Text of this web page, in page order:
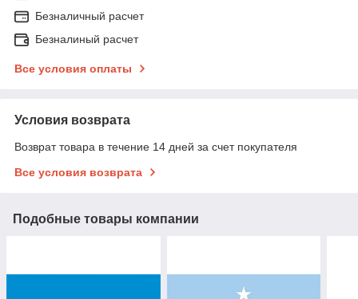
Безналичный расчет
Безналиный расчет
Все условия оплаты
Условия возврата
Возврат товара в течение 14 дней за счет покупателя
Все условия возврата
Подобные товары компании